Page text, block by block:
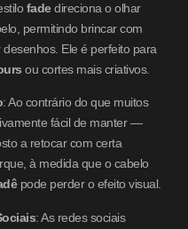
fadedireciona o olhar
permitindo brincar com
Ele é perfeito para
ou cortes mais criativos.
: Ao contrário do que muitos
fácil de manter —
a retocar com certa
à medida que o cabelo
pode perder o efeito visual.
: As redes sociais